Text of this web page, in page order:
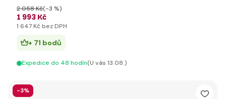
1 993 Kč
2 058 Kč(-3 %)
1 647 Kč bez DPH
+ 71 bodů
Expedice do 48 hodín(U vás 13.08.)
-3%